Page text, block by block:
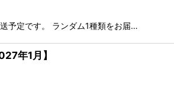
定です。 ランダム1種類をお届…
年1月】